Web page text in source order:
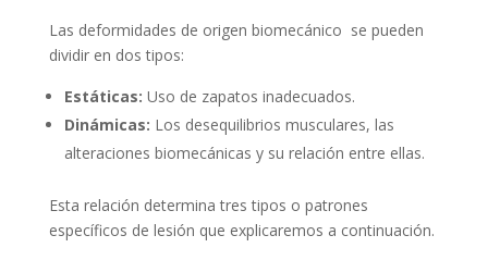
Las deformidades de origen biomecánico se pueden
dividir en dos tipos:
Estáticas: Uso de zapatos inadecuados.
Dinámicas: Los desequilibrios musculares, las
alteraciones biomecánicas y su relación entre ellas.
Esta relación determina tres tipos o patrones
específicos de lesión que explicaremos a continuación.